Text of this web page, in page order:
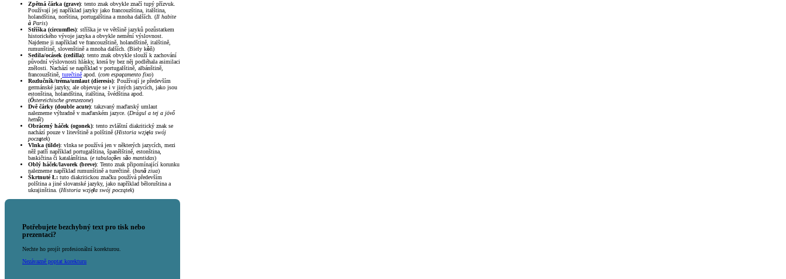
Zpětná čárka (grave): tento znak obvykle značí tupý přízvuk.
Používají jej například jazyky jako francouzština, italština,
holandština, norština, portugalština a mnoha dalších. (Il habite
à Paris)
Stříška (circumfles): stříška je ve většině jazyků pozůstatkem
historického vývoje jazyka a obvykle nemění výslovnost.
Najdeme ji například ve francouzštině, holandštině, italštině,
rumunštině, slovenštině a mnoha dalších. (Biely kôň)
Sedila/ocásek (cedilla): tento znak obvykle slouží k zachování
původní výslovnosti hlásky, která by bez něj podléhala asimilaci
znělosti. Nachází se například v portugalštině, albánštině,
francouzštině, turečtině apod. (com espaçamento fixo)
Rozlučník/tréma/umlaut (dieresis): Používají je především
germánské jazyky, ale objevuje se i v jiných jazycích, jako jsou
estonština, holandština, italština, švédština apod.
(Östereichische grenzezone)
Dvě čárky (double acute): takzvaný maďarský umlaut
nalezneme výhradně v maďarském jazyce. (Drágul a tej a jövő
hettől)
Obrácený háček (ogonek): tento zvláštní diakritický znak se
nachází pouze v litevštině a polštině (Historia wzjęła swój
początek)
Vlnka (tilde): vlnka se používá jen v některých jazycích, mezi
něž patří například portugalština, španělštině, estonština,
baskičtina či katalánština. (e tabulações são mantidas)
Oblý háček/lavorek (breve): Tento znak připomínající korunku
nalezneme například rumunštině a turečtině. (bună ziua)
Škrtnuté Ł: tuto diakritickou značku používá především
polština a jiné slovanské jazyky, jako například běloruština a
ukrajinština. (Historia wzjęła swój początek)
Potřebujete bezchybný text pro tisk nebo
prezentaci?
Nechte ho projít profesionální korekturou.
Nezávazně poptat korekturu